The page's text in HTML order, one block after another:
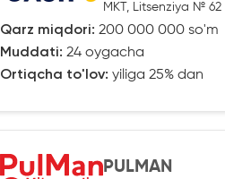
MKT, Litsenziya № 62
Qarz miqdori: 200 000 000 so'm
Muddati: 24 oygacha
Ortiqcha to'lov: yiliga 25% dan
PULMAN